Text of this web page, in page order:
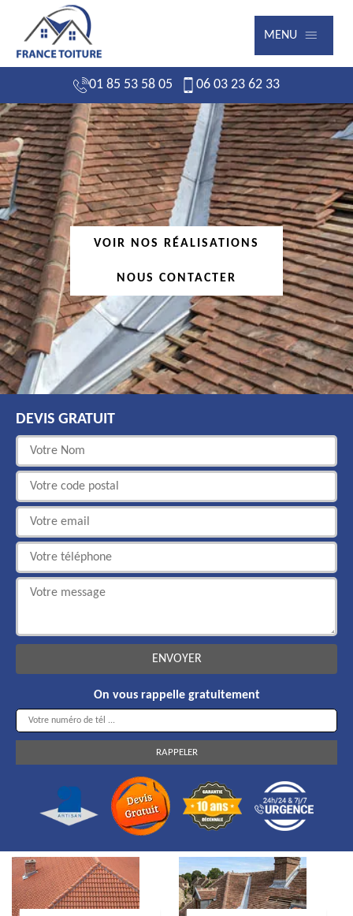
MENU
01 85 53 58 05 06 03 23 62 33
VOIR NOS RÉALISATIONS
NOUS CONTACTER
DEVIS GRATUIT
On vous rappelle gratuitement